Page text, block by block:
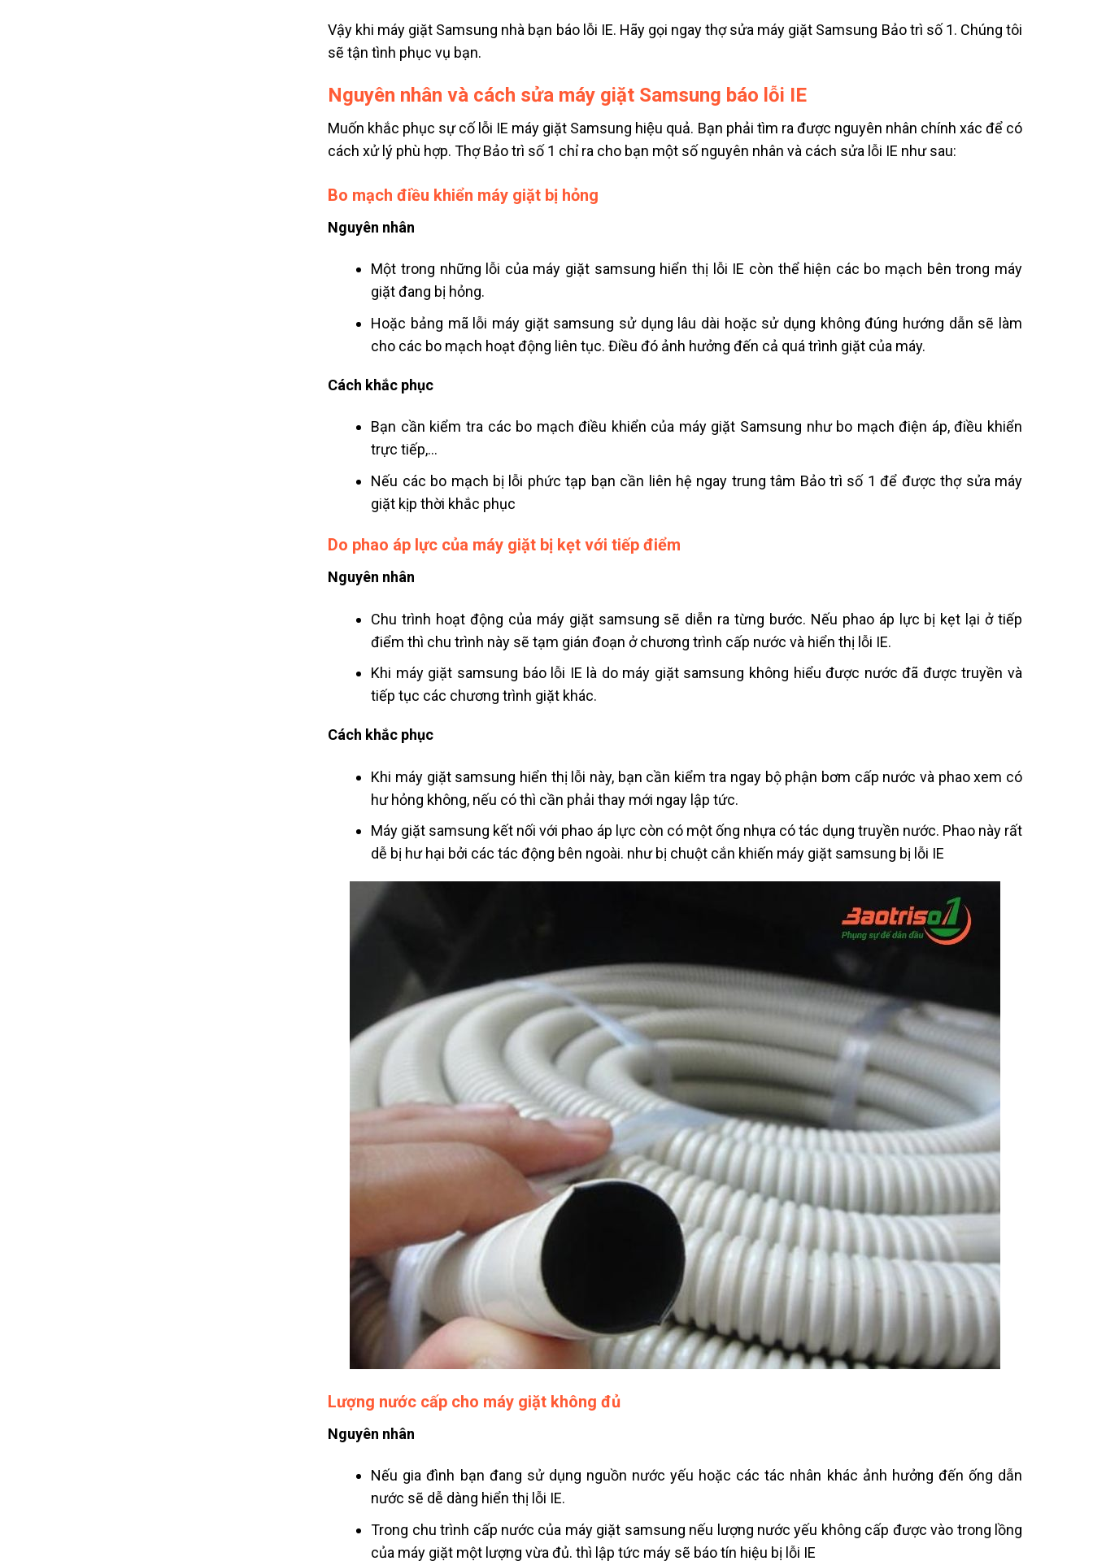
Vậy khi máy giặt Samsung nhà bạn báo lỗi IE. Hãy gọi ngay thợ sửa máy giặt Samsung Bảo trì số 1. Chúng tôi
sẽ tận tình phục vụ bạn.
Nguyên nhân và cách sửa máy giặt Samsung báo lỗi IE
Muốn khắc phục sự cố lỗi IE máy giặt Samsung hiệu quả. Bạn phải tìm ra được nguyên nhân chính xác để có
cách xử lý phù hợp. Thợ Bảo trì số 1 chỉ ra cho bạn một số nguyên nhân và cách sửa lỗi IE như sau:
Bo mạch điều khiển máy giặt bị hỏng
Nguyên nhân
Một trong những lỗi của máy giặt samsung hiển thị lỗi IE còn thể hiện các bo mạch bên trong máy
giặt đang bị hỏng.
Hoặc bảng mã lỗi máy giặt samsung sử dụng lâu dài hoặc sử dụng không đúng hướng dẫn sẽ làm
cho các bo mạch hoạt động liên tục. Điều đó ảnh hưởng đến cả quá trình giặt của máy.
Cách khắc phục
Bạn cần kiểm tra các bo mạch điều khiển của máy giặt Samsung như bo mạch điện áp, điều khiển
trực tiếp,…
Nếu các bo mạch bị lỗi phức tạp bạn cần liên hệ ngay trung tâm Bảo trì số 1 để được thợ sửa máy
giặt kịp thời khắc phục
Do phao áp lực của máy giặt bị kẹt với tiếp điểm
Nguyên nhân
Chu trình hoạt động của máy giặt samsung sẽ diễn ra từng bước. Nếu phao áp lực bị kẹt lại ở tiếp
điểm thì chu trình này sẽ tạm gián đoạn ở chương trình cấp nước và hiển thị lỗi IE.
Khi máy giặt samsung báo lỗi IE là do máy giặt samsung không hiểu được nước đã được truyền và
tiếp tục các chương trình giặt khác.
Cách khắc phục
Khi máy giặt samsung hiển thị lỗi này, bạn cần kiểm tra ngay bộ phận bơm cấp nước và phao xem có
hư hỏng không, nếu có thì cần phải thay mới ngay lập tức.
Máy giặt samsung kết nối với phao áp lực còn có một ống nhựa có tác dụng truyền nước. Phao này rất
dễ bị hư hại bởi các tác động bên ngoài. như bị chuột cắn khiến máy giặt samsung bị lỗi IE
Lượng nước cấp cho máy giặt không đủ
Nguyên nhân
Nếu gia đình bạn đang sử dụng nguồn nước yếu hoặc các tác nhân khác ảnh hưởng đến ống dẫn
nước sẽ dễ dàng hiển thị lỗi IE.
Trong chu trình cấp nước của máy giặt samsung nếu lượng nước yếu không cấp được vào trong lồng
của máy giặt một lượng vừa đủ. thì lập tức máy sẽ báo tín hiệu bị lỗi IE